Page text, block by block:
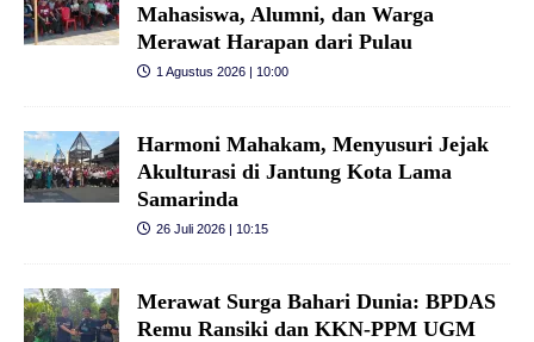
Mahasiswa, Alumni, dan Warga
Merawat Harapan dari Pulau
1 Agustus 2026 | 10:00
Harmoni Mahakam, Menyusuri Jejak
Akulturasi di Jantung Kota Lama
Samarinda
26 Juli 2026 | 10:15
Merawat Surga Bahari Dunia: BPDAS
Remu Ransiki dan KKN-PPM UGM